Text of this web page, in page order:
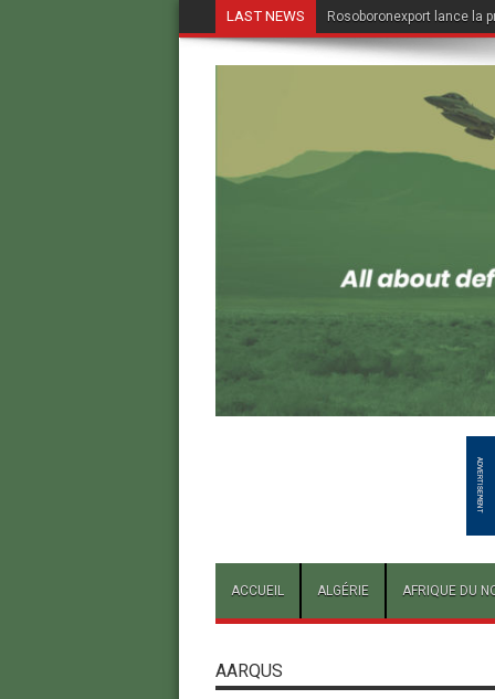
LAST NEWS Rosoboronexport lance la
ACCUEIL ALGÉRIE AFRIQUE DU
AARQUS